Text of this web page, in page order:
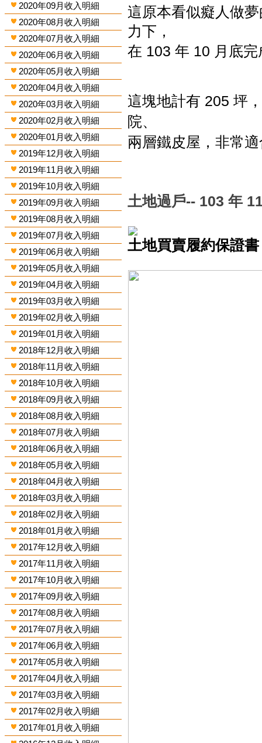
2020年09月收入明細
2020年08月收入明細
2020年07月收入明細
2020年06月收入明細
2020年05月收入明細
2020年04月收入明細
2020年03月收入明細
2020年02月收入明細
2020年01月收入明細
2019年12月收入明細
2019年11月收入明細
2019年10月收入明細
2019年09月收入明細
2019年08月收入明細
2019年07月收入明細
2019年06月收入明細
2019年05月收入明細
2019年04月收入明細
2019年03月收入明細
2019年02月收入明細
2019年01月收入明細
2018年12月收入明細
2018年11月收入明細
2018年10月收入明細
2018年09月收入明細
2018年08月收入明細
2018年07月收入明細
2018年06月收入明細
2018年05月收入明細
2018年04月收入明細
2018年03月收入明細
2018年02月收入明細
2018年01月收入明細
2017年12月收入明細
2017年11月收入明細
2017年10月收入明細
2017年09月收入明細
2017年08月收入明細
2017年07月收入明細
2017年06月收入明細
2017年05月收入明細
2017年04月收入明細
2017年03月收入明細
2017年02月收入明細
2017年01月收入明細
這原本看似癡人做
力下，
在 103年 10 月底
這塊地計有 205坪
院、
兩層鐵皮屋，非常
土地過戶-- 103 年
土地買賣履約保證書